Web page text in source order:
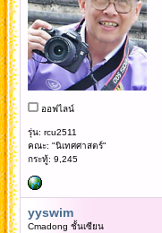
ออฟไลน์
รุ่น: rcu2511
คณะ: "นิเทศศาสตร์"
กระทู้: 9,245
yyswim
Cmadong ชั้นเซียน